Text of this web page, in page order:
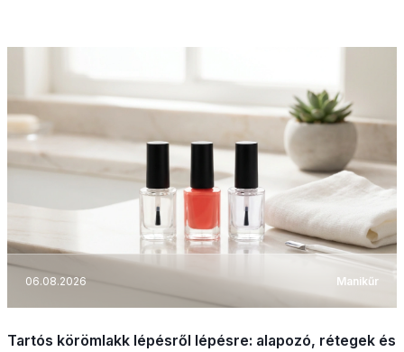
06.08.2026 Manikűr
Tartós körömlakk lépésről lépésre: alapozó, rétegek és